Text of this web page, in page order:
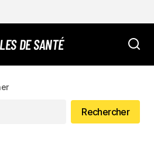
DE SANTÉ
la lutte contre les fraudes
pour les professionnels de
Rechercher